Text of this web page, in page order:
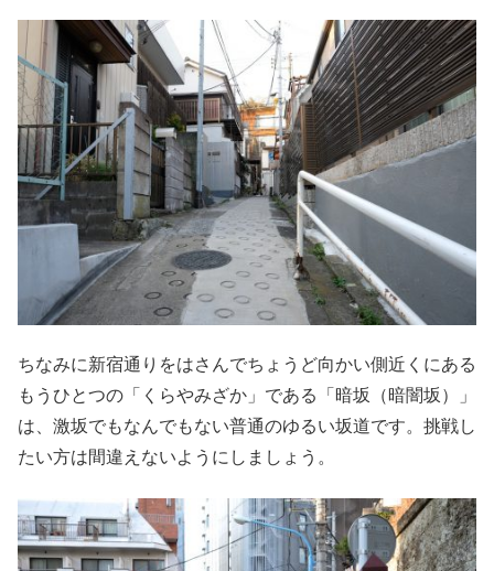
ちなみに新宿通りをはさんでちょうど向かい側近くにある
もうひとつの「くらやみざか」である「暗坂（暗闇坂）」
は、激坂でもなんでもない普通のゆるい坂道です。挑戦し
たい方は間違えないようにしましょう。